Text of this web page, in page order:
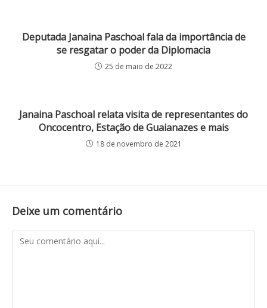
Deputada Janaina Paschoal fala da importância de
se resgatar o poder da Diplomacia
25 de maio de 2022
Janaina Paschoal relata visita de representantes do
Oncocentro, Estação de Guaianazes e mais
18 de novembro de 2021
Deixe um comentário